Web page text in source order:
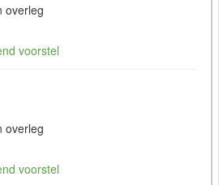
overleg
voorstel
overleg
voorstel